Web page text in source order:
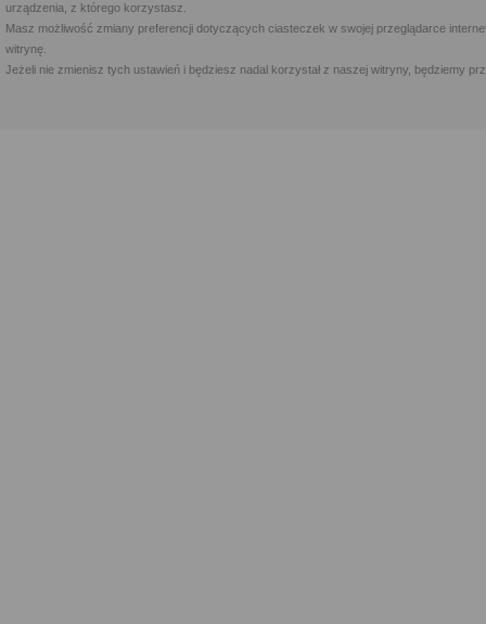
urządzenia, z którego korzystasz.
Masz możliwość zmiany preferencji dotyczących ciasteczek w swojej przeglądarce
witrynę.
Jeżeli nie zmienisz tych ustawień i będziesz nadal korzystał z naszej witryny, będziemy